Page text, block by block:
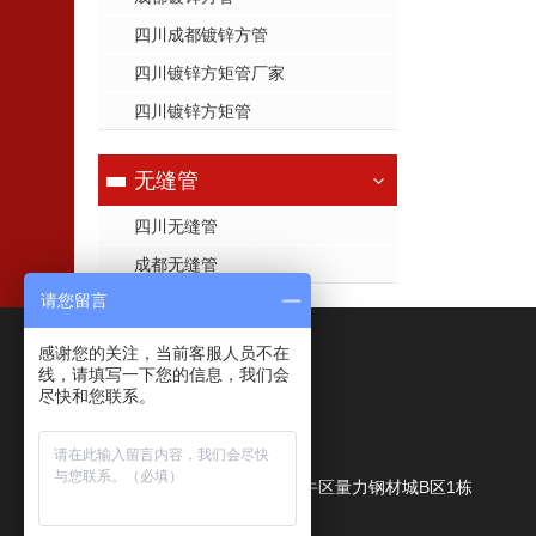
四川成都镀锌方管
四川镀锌方矩管厂家
四川镀锌方矩管
无缝管
四川无缝管
成都无缝管
联系我们
成都鑫力量商贸有限公司
公司地址：
成都市金牛区量力钢材城B区1栋
联系人：
朱经理
请您留言
感谢您的关注，当前客服人员不在
线，请填写一下您的信息，我们会
尽快和您联系。